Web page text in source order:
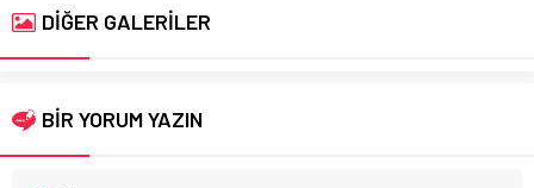
DİĞER GALERİLER
BİR YORUM YAZIN